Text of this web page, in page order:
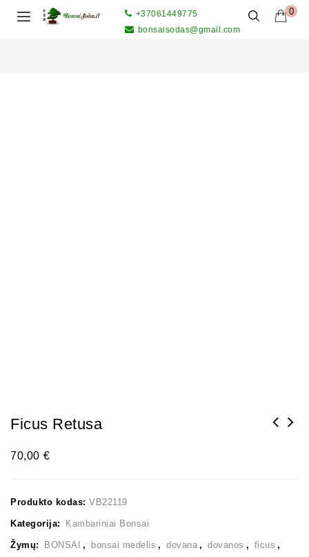
0
+37061449775
bonsaisodas@gmail.com
Ficus Retusa
70,00 €
Produkto kodas: VB22119
Kategorija: Kambariniai Bonsai
Žymų: BONSAI , bonsai medelis , dovana , dovanos , ficus ,